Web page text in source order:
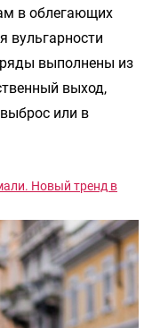
в облегающих
вульгарности
выполнены из
выход,
или в
Новый тренд в